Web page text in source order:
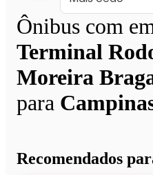
Ônibus com
Terminal
Moreira
para
Recomendados